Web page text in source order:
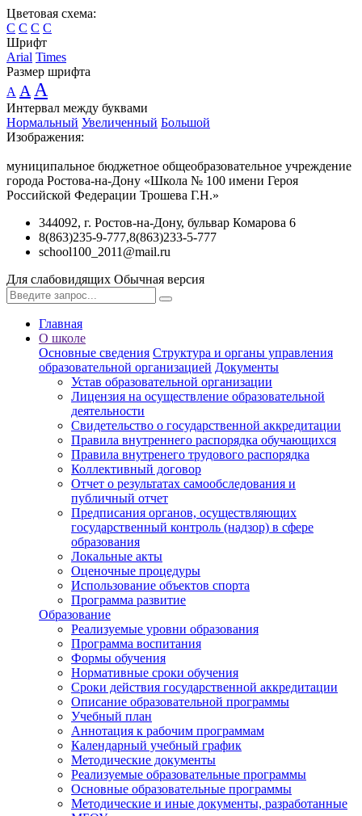
Цветовая схема:
C C C C
Шрифт
Arial Times
Размер шрифта
A A A
Интервал между буквами
Нормальный Увеличенный Большой
Изображения:
муниципальное бюджетное общеобразовательное учреждение
города Ростова-на-Дону «Школа № 100 имени Героя
Российской Федерации Трошева Г.Н.»
344092, г. Ростов-на-Дону, бульвар Комарова 6
8(863)235-9-777,8(863)233-5-777
school100_2011@mail.ru
Для слабовидящих Обычная версия
Главная
О школе
Основные сведения Структура и органы управления
образовательной организацией Документы
Устав образовательной организации
Лицензия на осуществление образовательной
деятельности
Свидетельство о государственной аккредитации
Правила внутреннего распорядка обучающихся
Правила внутренего трудового распорядка
Коллективный договор
Отчет о результатах самообследования и
публичный отчет
Предписания органов, осуществляющих
государственный контроль (надзор) в сфере
образования
Локальные акты
Оценочные процедуры
Использование объектов спорта
Программа развитие
Образование
Реализуемые уровни образования
Программа воспитания
Формы обучения
Нормативные сроки обучения
Сроки действия государственной аккредитации
Описание образовательной программы
Учебный план
Аннотация к рабочим программам
Календарный учебный график
Методические документы
Реализуемые образовательные программы
Основные образовательные программы
Методические и иные документы, разработанные